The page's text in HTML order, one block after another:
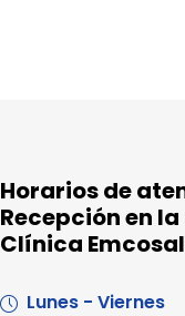
Horarios de
Recepción en
Clínica
Lunes - Viernes